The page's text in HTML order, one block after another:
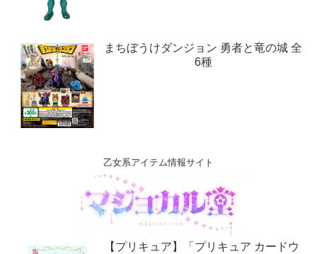
まちぼうけダンジョン 勇者と竜の城 全
6種
乙女系アイテム情報サイト
【プリキュア】「プリキュア カードウ